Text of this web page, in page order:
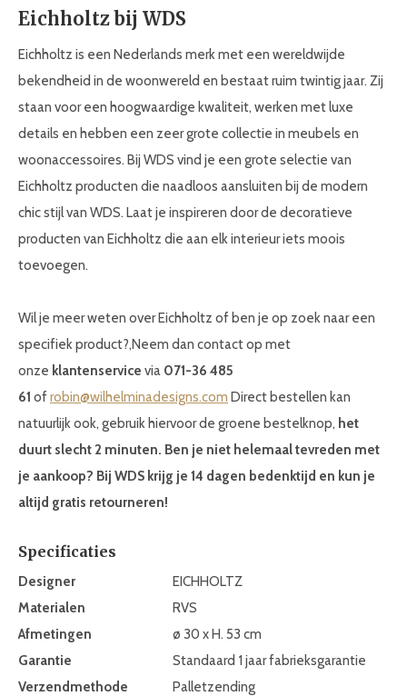
Eichholtz bij WDS
Eichholtz is een Nederlands merk met een wereldwijde
bekendheid in de woonwereld en bestaat ruim twintig jaar. Zij
staan voor een hoogwaardige kwaliteit, werken met luxe
details en hebben een zeer grote collectie in meubels en
woonaccessoires. Bij WDS vind je een grote selectie van
Eichholtz producten die naadloos aansluiten bij de modern
chic stijl van WDS. Laat je inspireren door de decoratieve
producten van Eichholtz die aan elk interieur iets moois
toevoegen.
Wil je meer weten over Eichholtz of ben je op zoek naar een
specifiek product?,Neem dan contact op met
onze klantenservice via 071-36 485
61 ofrobin@wilhelminadesigns.com Direct bestellen kan
natuurlijk ook, gebruik hiervoor de groene bestelknop, het
duurt slecht 2 minuten. Ben je niet helemaal tevreden met
je aankoop? Bij WDS krijg je 14 dagen bedenktijd en kun je
altijd gratis retourneren!
Specificaties
Designer
EICHHOLTZ
Materialen
RVS
Afmetingen
ø 30 x H. 53 cm
Garantie
Standaard 1 jaar fabrieksgarantie
Verzendmethode
Palletzending